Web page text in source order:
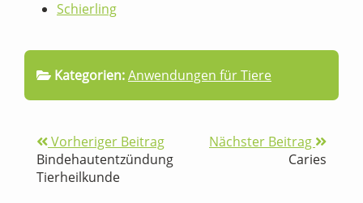
Schierling
Kategorien:Anwendungen für Tiere
Vorheriger Beitrag
Bindehautentzündung
Tierheilkunde
Nächster Beitrag
Caries